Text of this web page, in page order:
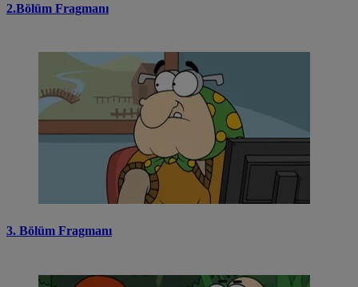
2.Bölüm Fragmanı
3. Bölüm Fragmanı